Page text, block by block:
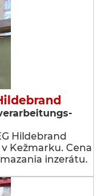
Hildebrand
Kežmarku. Cena
inzerátu.